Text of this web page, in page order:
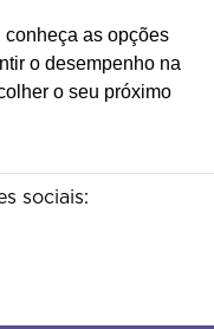
conheça as opções
o desempenho na
o seu próximo
sociais: